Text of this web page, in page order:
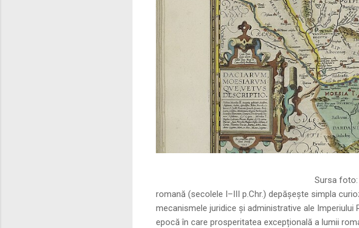
Sursa foto:
romană (secolele I–III p.Chr.) depășește simpla
mecanismele juridice și administrative ale
epocă în care prosperitatea excepțională a lumii